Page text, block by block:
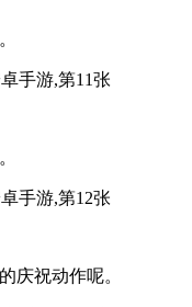
庆祝动作呢。